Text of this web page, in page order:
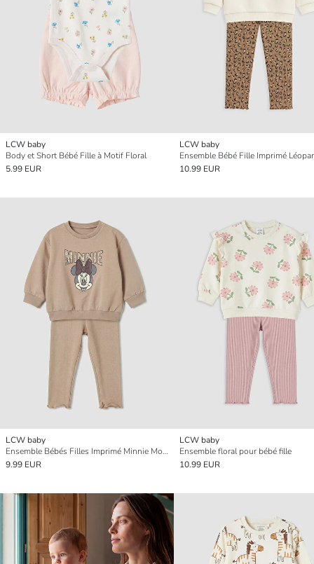
LCW baby
Body et Short Bébé Fille à Motif Floral
5.99 EUR
LCW baby
10.99 EUR
LCW baby
Ensemble Bébés Filles Imprimé Minnie Mouse
9.99 EUR
LCW baby
Ensemble floral pour bébé fille
10.99 EUR